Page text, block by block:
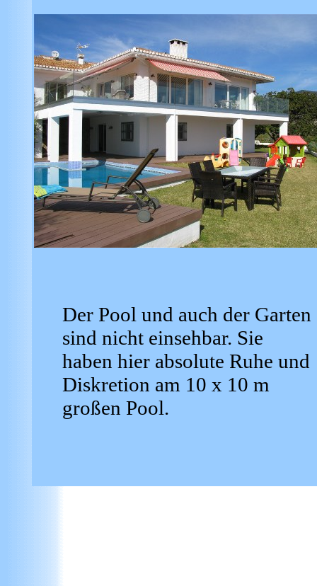
Der Pool und auch der Garten
sind nicht einsehbar. Sie
haben hier absolute Ruhe und
Diskretion am 10 x 10 m
großen Pool.